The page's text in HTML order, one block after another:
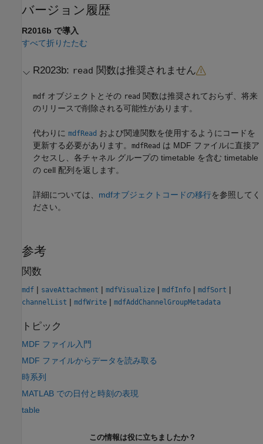
バージョン履歴
R2016b で導入
すべて折りたたむ
R2023b: read 関数は推奨されません
mdf オブジェクトとその read 関数は推奨されておらず、将来
のリリースで削除される可能性があります。
代わりにmdfRead および関連関数を使用するようにコードを
更新する必要があります。mdfRead は MDF ファイルに直接ア
クセスし、各チャネル グループの timetable を含む timetable
の cell 配列を返します。
詳細については、 mdfオブジェクトコードの移行を参照してく
ださい。
参考
関数
mdf | saveAttachment | mdfVisualize | mdfInfo | mdfSort |
channelList | mdfWrite | mdfAddChannelGroupMetadata
トピック
MDF ファイル入門
MDF ファイルからデータを読み取る
時系列
MATLAB での日付と時刻の表現
table
この情報は役に立ちましたか？